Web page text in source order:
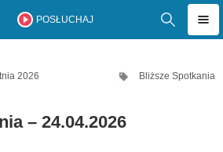
POSŁUCHAJ
2026 Bliższe Spotkania
– 24.04.2026